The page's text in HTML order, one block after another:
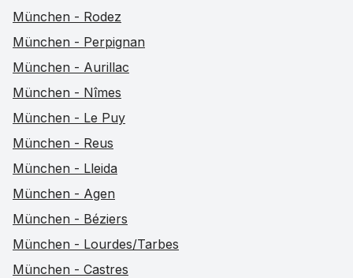
München - Rodez
München - Perpignan
München - Aurillac
München - Nîmes
München - Le Puy
München - Reus
München - Lleida
München - Agen
München - Béziers
München - Lourdes/Tarbes
München - Castres